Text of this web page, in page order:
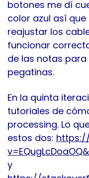
botones me dí
color azul así que
reajustar los
funcionar
de las notas
pegatinas.
En la quinta
tutoriales de
processing. Lo
estos dos:
y